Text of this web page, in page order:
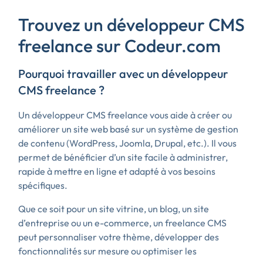
Trouvez un développeur CMS
freelance sur Codeur.com
Pourquoi travailler avec un développeur
CMS freelance ?
Un développeur CMS freelance vous aide à créer ou
améliorer un site web basé sur un système de gestion
de contenu (WordPress, Joomla, Drupal, etc.). Il vous
permet de bénéficier d’un site facile à administrer,
rapide à mettre en ligne et adapté à vos besoins
spécifiques.
Que ce soit pour un site vitrine, un blog, un site
d’entreprise ou un e-commerce, un freelance CMS
peut personnaliser votre thème, développer des
fonctionnalités sur mesure ou optimiser les